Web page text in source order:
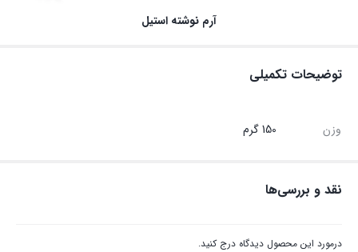
آرم نوشته استیل
توضیحات تکمیلی
وزن 150 گرم
نقد و بررسی‌ها
درمورد این محصول دیدگاه درج کنید.